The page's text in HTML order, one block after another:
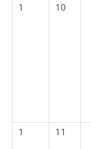
1
10
1
11